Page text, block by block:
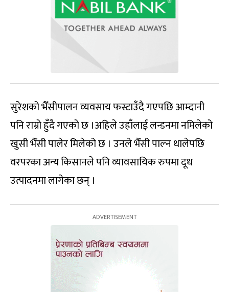
सुरेशको भैँसीपालन व्यवसाय फस्टाउँदै गएपछि आम्दानी
पनि राम्रो हुँदै गएको छ ।अहिले उहाँलाई लन्डनमा नमिलेको
खुसी भैँसी पालेर मिलेको छ । उनले भैँसी पाल्न थालेपछि
वरपरका अन्य किसानले पनि व्यावसायिक रुपमा दूध
उत्पादनमा लागेका छन् ।